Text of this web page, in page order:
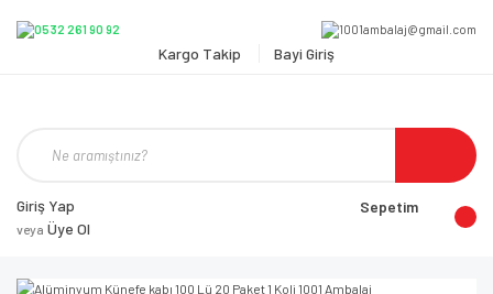
Kargo Takip Bayi Giriş
Giriş Yap
veya Üye Ol
Sepetim